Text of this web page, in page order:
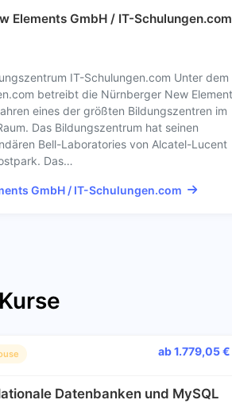
Elements GmbH / IT-Schulungen.com
IT-Schulungen.com Unter dem
betreibt die Nürnberger New
eines der größten Bildungszentren im
Das Bildungszentrum hat seinen
Bell-Laboratories von Alcatel-Lucent
Das…
GmbH / IT-Schulungen.com
ab 1.779,05 €
Datenbanken und MySQL